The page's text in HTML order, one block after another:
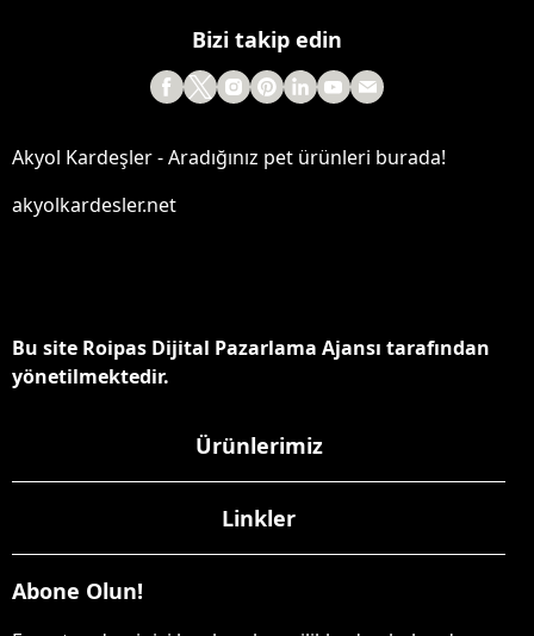
Bizi takip edin
Akyol Kardeşler - Aradığınız pet ürünleri burada!
akyolkardesler.net
Bu site Roipas Dijital Pazarlama Ajansı tarafından
yönetilmektedir.
Ürünlerimiz
Linkler
Abone Olun!